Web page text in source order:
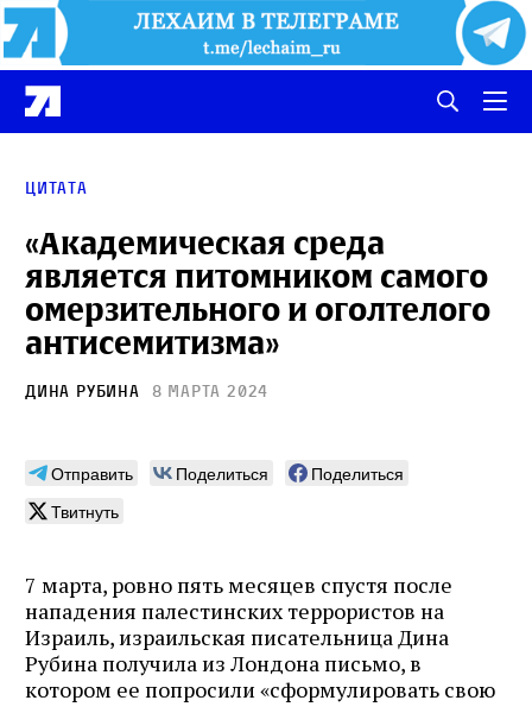
цитата
«Академическая среда
является питомником самого
омерзительного и оголтелого
антисемитизма»
Дина Рубина 8 марта 2024
Отправить Поделиться
Поделиться
Твитнуть
7 марта, ровно пять месяцев спустя после
нападения палестинских террористов на
Израиль, израильская писательница Дина
Рубина получила из Лондона письмо, в
котором ее попросили «сформулировать свою